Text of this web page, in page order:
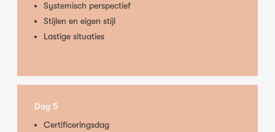
Systemisch perspectief
Stijlen en eigen stijl
Lastige situaties
Dag 5
Certificeringsdag